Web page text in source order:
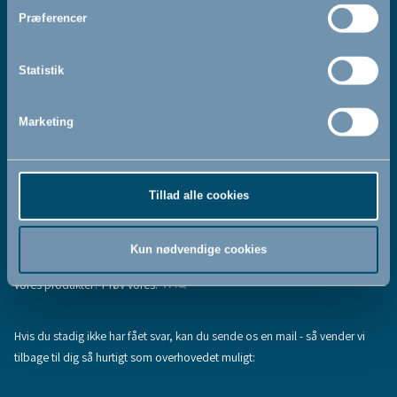
Præferencer
Statistik
Marketing
Tillad alle cookies
Kun nødvendige cookies
læst og accepteret vores
Cookiepolitik
Tilmeld
Fandt du ikke den information, du søgte, eller har du flere spørgsmål til
vores produkter? Prøv vores:FAQ
Hvis du stadig ikke har fået svar, kan du sende os en mail - så vender vi
tilbage til dig så hurtigt som overhovedet muligt: